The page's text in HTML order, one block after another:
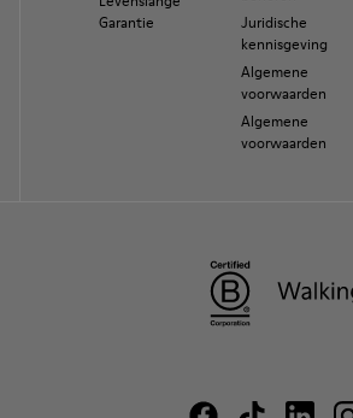
Garantie
Juridische
kennisgeving
Algemene
voorwaarden
Algemene
voorwaarden